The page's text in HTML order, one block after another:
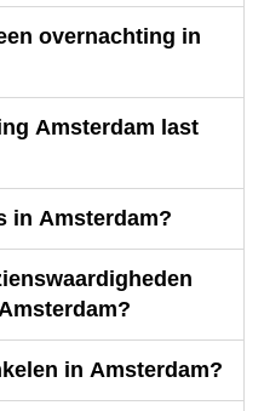
overnachting in
Amsterdam last
in Amsterdam?
in Amsterdam?